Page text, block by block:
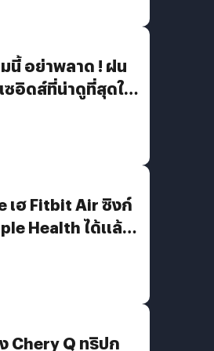
นี้ อย่าพลาด ! ฝน
ซอิดส์ที่น่าดูที่สุดใน
เฮ Fitbit Air ซิงก์
Health ได้แล้ว
Chery Q ทริปก